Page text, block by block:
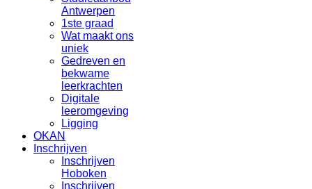
Antwerpen
1ste graad
Wat maakt ons
uniek
Gedreven en
bekwame
leerkrachten
Digitale
leeromgeving
Ligging
OKAN
Inschrijven
Inschrijven
Hoboken
Inschrijven